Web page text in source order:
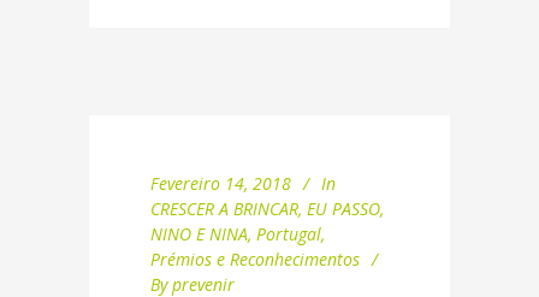
Fevereiro 14, 2018
In
CRESCER A BRINCAR, EU PASSO,
NINO E NINA, Portugal,
Prémios e Reconhecimentos
By prevenir